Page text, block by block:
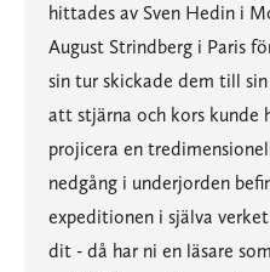
hittades av Sven Hedin i
August Strindberg i Paris
sin tur skickade dem till
att stjärna och kors kunde
projicera en
nedgång i underjorden
expeditionen i själva
dit - då har ni en läsare